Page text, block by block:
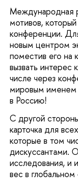
Международная
мотивов,
конференции.
новым центром
поместив его на
вызвать интерес
числе через
мировым именем
в Россию!
С другой
карточка для
которые в том
дискуссантами.
исследования, и
вес в